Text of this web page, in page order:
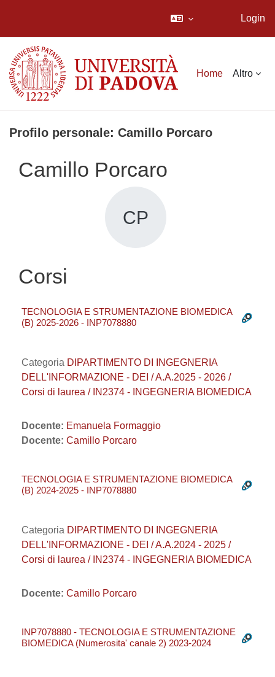
Login
Home Altro
Profilo personale: Camillo Porcaro
Camillo Porcaro
CP
Corsi
TECNOLOGIA E STRUMENTAZIONE BIOMEDICA
(B) 2025-2026 - INP7078880
Categoria DIPARTIMENTO DI INGEGNERIA
DELL'INFORMAZIONE - DEI / A.A.2025 - 2026 /
Corsi di laurea / IN2374 - INGEGNERIA BIOMEDICA
Docente: Emanuela Formaggio
Docente: Camillo Porcaro
TECNOLOGIA E STRUMENTAZIONE BIOMEDICA
(B) 2024-2025 - INP7078880
Categoria DIPARTIMENTO DI INGEGNERIA
DELL'INFORMAZIONE - DEI / A.A.2024 - 2025 /
Corsi di laurea / IN2374 - INGEGNERIA BIOMEDICA
Docente: Camillo Porcaro
INP7078880 - TECNOLOGIA E STRUMENTAZIONE
BIOMEDICA (Numerosita' canale 2) 2023-2024